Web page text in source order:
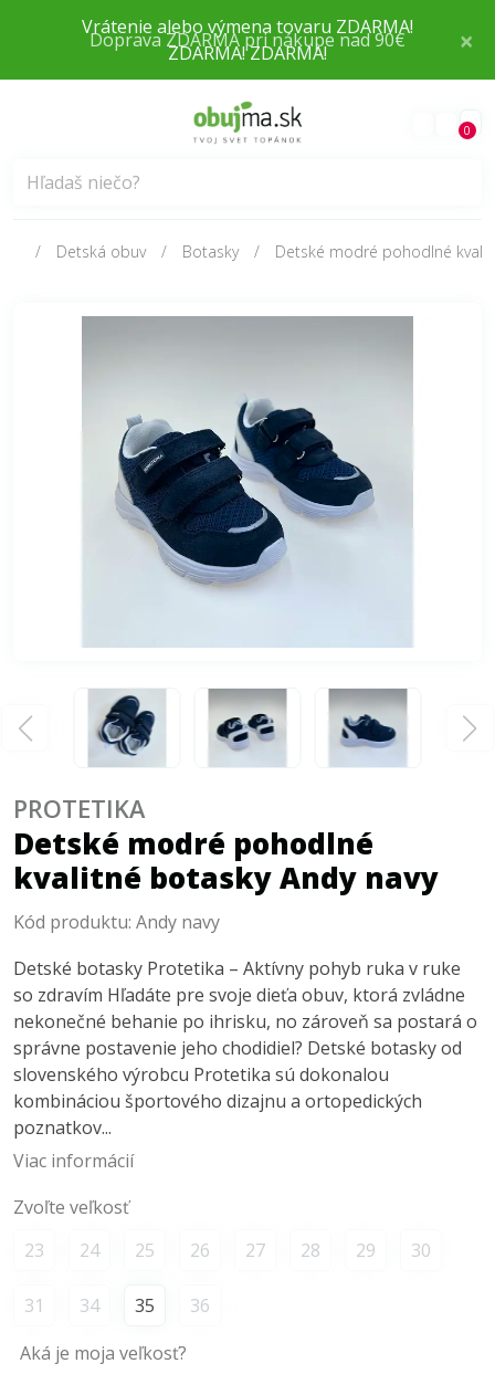
×
Doprava ZDARMA pri nákupe nad 90€
0
Detská obuv Botasky Detské modré pohodlné
Detské modré pohodlné
kvalitné botasky Andy navy
PROTETIKA
Kód produktu: Andy navy
Detské botasky Protetika – Aktívny pohyb ruka v ruke
so zdravím Hľadáte pre svoje dieťa obuv, ktorá zvládne
nekonečné behanie po ihrisku, no zároveň sa postará o
správne postavenie jeho chodidiel? Detské botasky od
slovenského výrobcu Protetika sú dokonalou
kombináciou športového dizajnu a ortopedických
poznatkov...
Viac informácií
Zvoľte veľkosť
23
24 25 26 27 28 29 30
31 34 35
36
Aká je moja veľkosť?